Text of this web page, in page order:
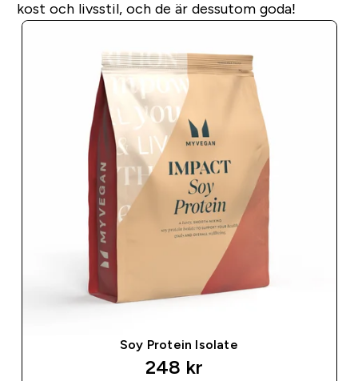
kost och livsstil, och de är dessutom goda!
Soy Protein Isolate
248 kr‎